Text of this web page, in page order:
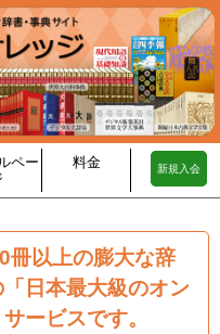
ペー
料金 新規入会
冊以上の膨大な辞
日本最大級のオン
ービスです。